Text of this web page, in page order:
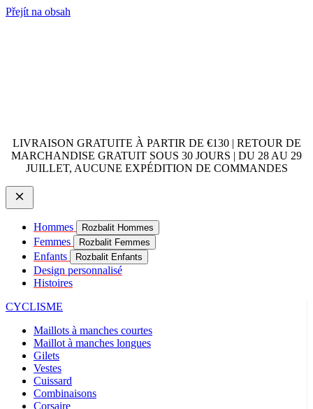
Přejít na obsah
LIVRAISON GRATUITE À PARTIR DE €130 | RETOUR DE
MARCHANDISE GRATUIT SOUS 30 JOURS | DU 28 AU 29
JUILLET, AUCUNE EXPÉDITION DE COMMANDES
Hommes Rozbalit Hommes
Femmes Rozbalit Femmes
Enfants Rozbalit Enfants
Design personnalisé
Histoires
CYCLISME
Maillots à manches courtes
Maillot à manches longues
Gilets
Vestes
Cuissard
Combinaisons
Corsaire